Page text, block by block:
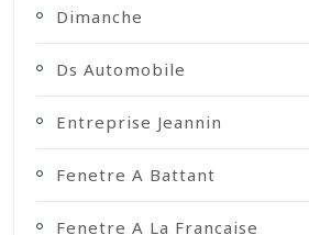
Dimanche
Ds Automobile
Entreprise Jeannin
Fenetre A Battant
Fenetre A La Francaise